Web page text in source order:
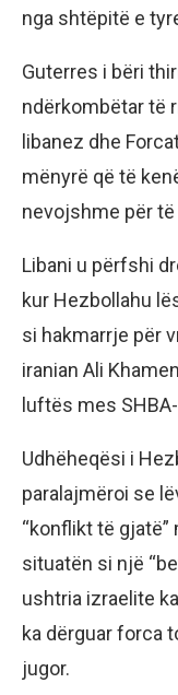
nga shtëpitë e
Guterres i bëri
ndërkombëtar të
libanez dhe
mënyrë që të
nevojshme për
Libani u përfshi
kur Hezbollahu
si hakmarrje për
iranian Ali
luftës mes
Udhëheqësi i
paralajmëroi se
“konflikt të
situatën si një
ushtria izraelite
ka dërguar forca
jugor.